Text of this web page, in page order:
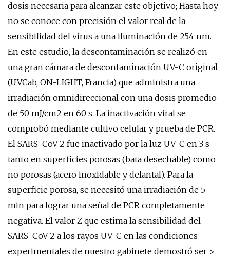
dosis necesaria para alcanzar este objetivo; Hasta hoy
no se conoce con precisión el valor real de la
sensibilidad del virus a una iluminación de 254 nm.
En este estudio, la descontaminación se realizó en
una gran cámara de descontaminación UV-C original
(UVCab, ON-LIGHT, Francia) que administra una
irradiación omnidireccional con una dosis promedio
de 50 mJ/cm2 en 60 s. La inactivación viral se
comprobó mediante cultivo celular y prueba de PCR.
El SARS-CoV-2 fue inactivado por la luz UV-C en 3 s
tanto en superficies porosas (bata desechable) como
no porosas (acero inoxidable y delantal). Para la
superficie porosa, se necesitó una irradiación de 5
min para lograr una señal de PCR completamente
negativa. El valor Z que estima la sensibilidad del
SARS-CoV-2 a los rayos UV-C en las condiciones
experimentales de nuestro gabinete demostró ser >